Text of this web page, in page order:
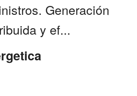
Generación
y ef...